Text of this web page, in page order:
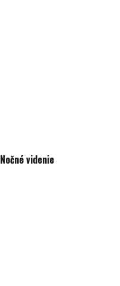
Nočné videnie